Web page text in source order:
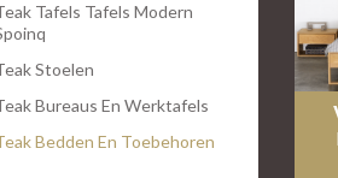
Tafels Tafels Modern
Stoelen
Bureaus En Werktafels
Bedden En Toebehoren